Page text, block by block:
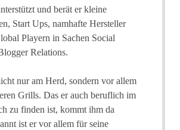
und berät er kleine
Start Ups, namhafte Hersteller
Playern in Sachen Social
Relations.
nur am Herd, sondern vor allem
Grills. Das er auch beruflich im
zu finden ist, kommt ihm da
ist er vor allem für seine